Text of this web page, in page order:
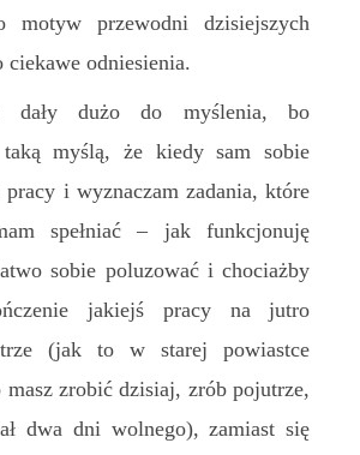
motyw przewodni dzisiejszych
ciekawe odniesienia.
dały dużo do myślenia, bo
taką myślą, że kiedy sam sobie
pracy i wyznaczam zadania, które
spełniać – jak funkcjonuję
sobie poluzować i chociażby
jakiejś pracy na jutro
(jak to w starej powiastce
masz zrobić dzisiaj, zrób pojutrze,
dwa dni wolnego), zamiast się